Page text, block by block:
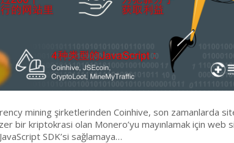
mining şirketlerinden Coinhive, son zamanlarda
bir kriptokrasi olan Monero’yu mayınlamak için web
SDK’si sağlamaya…